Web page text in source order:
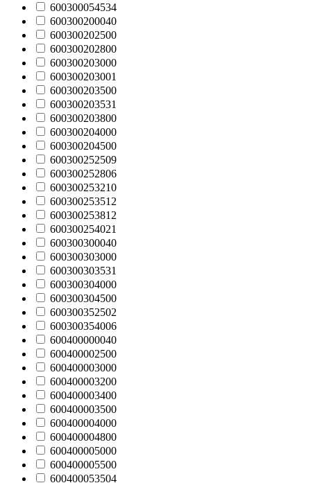
600300054534
600300200040
600300202500
600300202800
600300203000
600300203001
600300203500
600300203531
600300203800
600300204000
600300204500
600300252509
600300252806
600300253210
600300253512
600300253812
600300254021
600300300040
600300303000
600300303531
600300304000
600300304500
600300352502
600300354006
600400000040
600400002500
600400003000
600400003200
600400003400
600400003500
600400004000
600400004800
600400005000
600400005500
600400053504